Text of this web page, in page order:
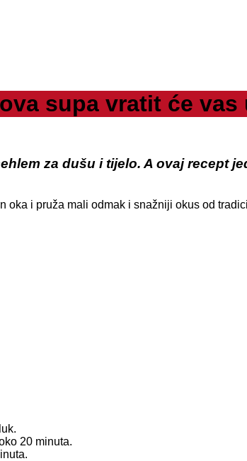
supa vratit će
za dušu i tijelo. A ovaj recept
i pruža mali odmak i snažniji okus od
20 minuta.